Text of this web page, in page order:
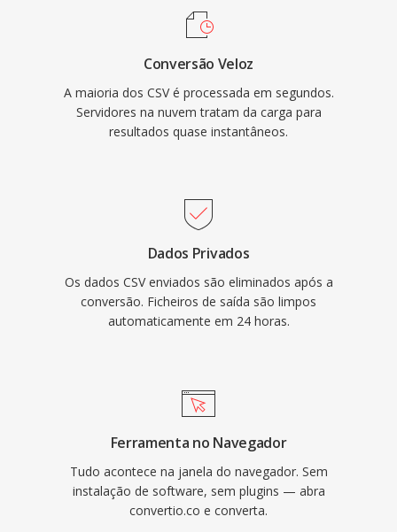
Conversão Veloz
A maioria dos CSV é processada em segundos.
Servidores na nuvem tratam da carga para
resultados quase instantâneos.
Dados Privados
Os dados CSV enviados são eliminados após a
conversão. Ficheiros de saída são limpos
automaticamente em 24 horas.
Ferramenta no Navegador
Tudo acontece na janela do navegador. Sem
instalação de software, sem plugins — abra
convertio.co e converta.